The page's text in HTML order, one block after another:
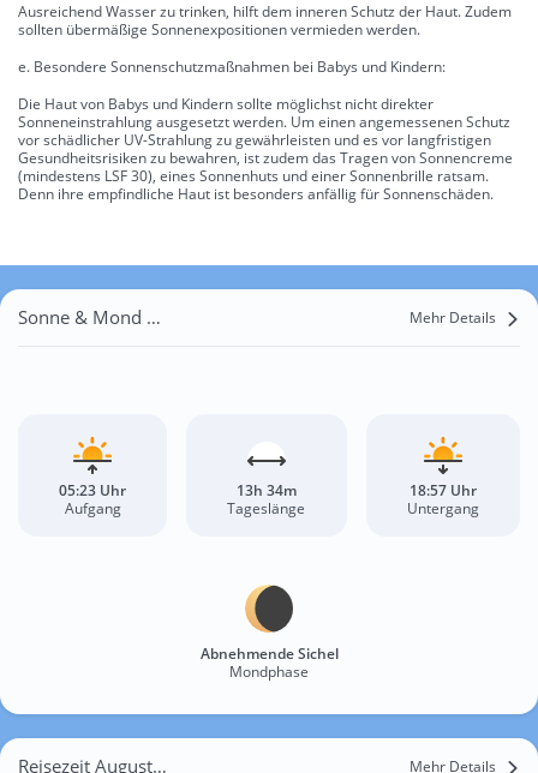
Ausreichend Wasser zu trinken, hilft dem inneren Schutz der Haut. Zudem
sollten übermäßige Sonnenexpositionen vermieden werden.
e. Besondere Sonnenschutzmaßnahmen bei Babys und Kindern:
Die Haut von Babys und Kindern sollte möglichst nicht direkter
Sonneneinstrahlung ausgesetzt werden. Um einen angemessenen Schutz
vor schädlicher UV-Strahlung zu gewährleisten und es vor langfristigen
Gesundheitsrisiken zu bewahren, ist zudem das Tragen von Sonnencreme
(mindestens LSF 30), eines Sonnenhuts und einer Sonnenbrille ratsam.
Denn ihre empfindliche Haut ist besonders anfällig für Sonnenschäden.
Sonne & Mond Gaoqiao Mehr Details
05:23 Uhr
Aufgang
13h 34m
Tageslänge
18:57 Uhr
Untergang
Abnehmende Sichel
Mondphase
Reisezeit August für Gaoqiao Mehr Details